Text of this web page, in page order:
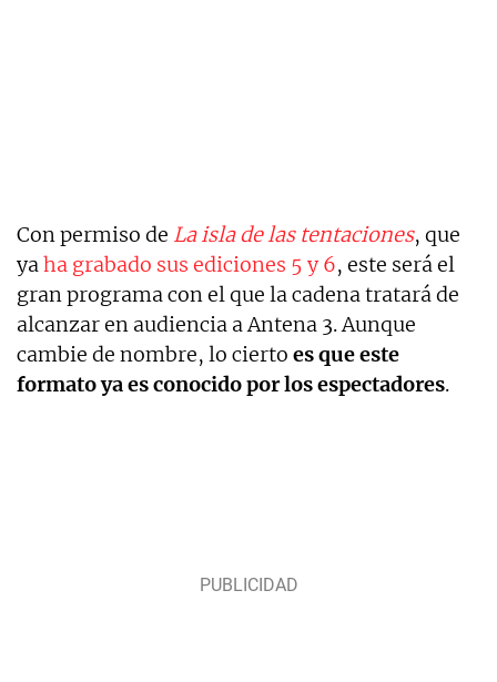
Con permiso de La isla de las tentaciones, que
yaha grabado sus ediciones 5 y 6, este será el
gran programa con el que la cadena tratará de
alcanzar en audiencia a Antena 3. Aunque
cambie de nombre, lo cierto es que este
formato ya es conocido por los espectadores.